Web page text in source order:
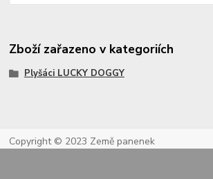
Zboží zařazeno v kategoriích
Plyšáci LUCKY DOGGY
Copyright © 2023 Země panenek